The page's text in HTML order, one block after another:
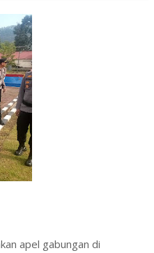
apel gabungan di